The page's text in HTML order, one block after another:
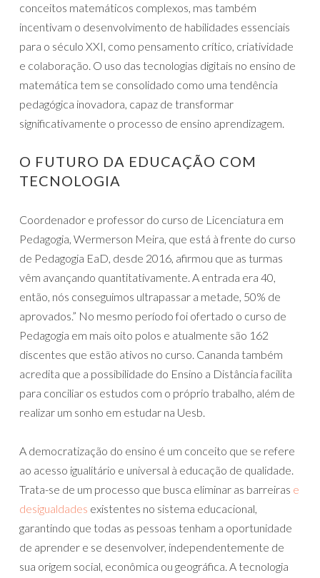
conceitos matemáticos complexos, mas também
incentivam o desenvolvimento de habilidades essenciais
para o século XXI, como pensamento crítico, criatividade
e colaboração. O uso das tecnologias digitais no ensino de
matemática tem se consolidado como uma tendência
pedagógica inovadora, capaz de transformar
significativamente o processo de ensino aprendizagem.
O FUTURO DA EDUCAÇÃO COM
TECNOLOGIA
Coordenador e professor do curso de Licenciatura em
Pedagogia, Wermerson Meira, que está à frente do curso
de Pedagogia EaD, desde 2016, afirmou que as turmas
vêm avançando quantitativamente. A entrada era 40,
então, nós conseguimos ultrapassar a metade, 50% de
aprovados.” No mesmo período foi ofertado o curso de
Pedagogia em mais oito polos e atualmente são 162
discentes que estão ativos no curso. Cananda também
acredita que a possibilidade do Ensino a Distância facilita
para conciliar os estudos com o próprio trabalho, além de
realizar um sonho em estudar na Uesb.
A democratização do ensino é um conceito que se refere
ao acesso igualitário e universal à educação de qualidade.
Trata-se de um processo que busca eliminar as barreiras e
desigualdades existentes no sistema educacional,
garantindo que todas as pessoas tenham a oportunidade
de aprender e se desenvolver, independentemente de
sua origem social, econômica ou geográfica. A tecnologia